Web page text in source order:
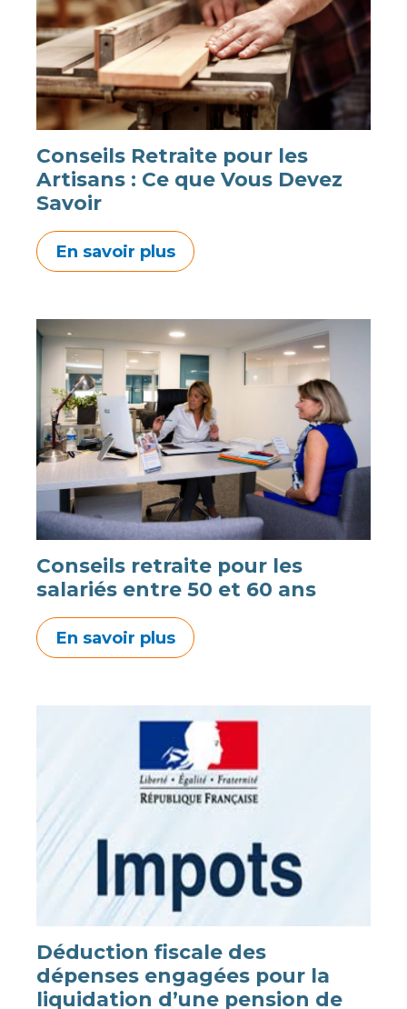
Conseils Retraite pour les
Artisans : Ce que Vous Devez
Savoir
En savoir plus
Conseils retraite pour les
salariés entre 50 et 60 ans
En savoir plus
Déduction fiscale des
dépenses engagées pour la
liquidation d’une pension de